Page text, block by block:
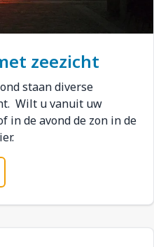
zeezicht
staan diverse
Wilt u vanuit uw
in de avond de zon in de